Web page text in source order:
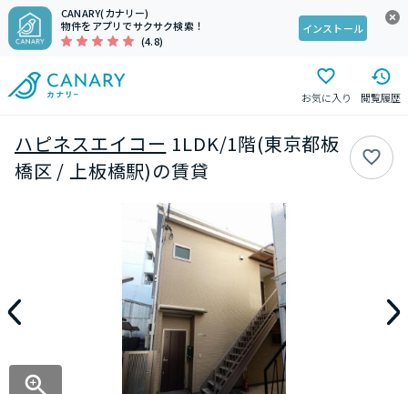
CANARY(カナリー)
物件をアプリでサクサク検索！
(4.8)
インストール
お気に入り 閲覧履歴
ハピネスエイコー 1LDK/1階(東京都板
橋区 / 上板橋駅)の賃貸